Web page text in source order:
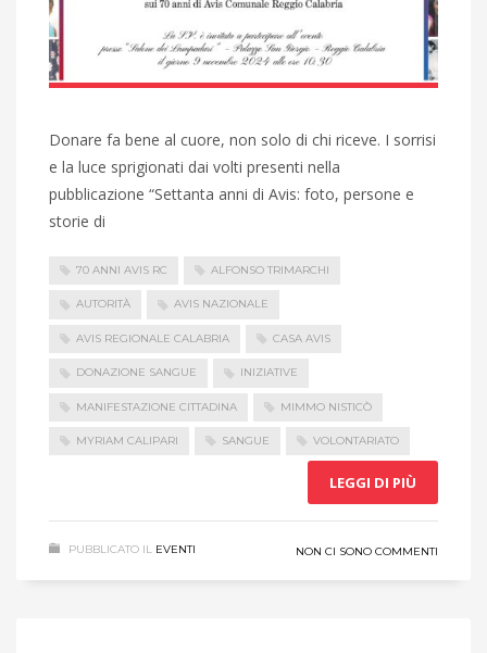
Donare fa bene al cuore, non solo di chi riceve. I sorrisi
e la luce sprigionati dai volti presenti nella
pubblicazione “Settanta anni di Avis: foto, persone e
storie di
70 ANNI AVIS RC ALFONSO TRIMARCHI
AUTORITÀ AVIS NAZIONALE
AVIS REGIONALE CALABRIA CASA AVIS
DONAZIONE SANGUE INIZIATIVE
MANIFESTAZIONE CITTADINA MIMMO NISTICÒ
MYRIAM CALIPARI SANGUE VOLONTARIATO
LEGGI DI PIÙ
PUBBLICATO IL EVENTI NON CI SONO COMMENTI